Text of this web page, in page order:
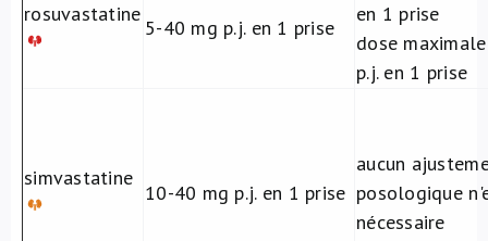
rosuvastatine
5-40 mg p.j. en 1 prise
en 1 prise
dose
p.j. en 1 prise
simvastatine
10-40 mg p.j. en 1 prise
aucun
posologique
nécessaire